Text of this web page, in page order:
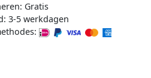
Gratis
3-5 werkdagen